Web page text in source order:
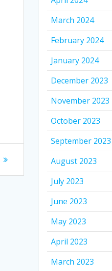
March 2024
February 2024
January 2024
December 2023
November 2023
October 2023
September 2023
August 2023
July 2023
June 2023
May 2023
April 2023
March 2023